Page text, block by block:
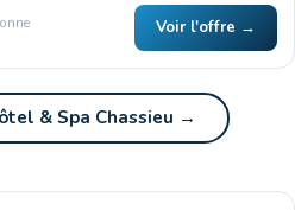
Voir l'offre →
& Spa Chassieu →